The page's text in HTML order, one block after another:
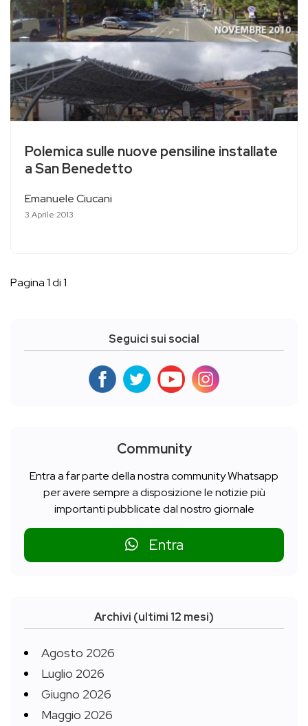
Polemica sulle nuove pensiline installate
a San Benedetto
Emanuele Ciucani
3 Aprile 2013
Pagina 1 di 1
Seguici sui social
Community
Entra a far parte della nostra community Whatsapp
per avere sempre a disposizione le notizie più
importanti pubblicate dal nostro giornale
Entra
Archivi (ultimi 12 mesi)
Agosto 2026
Luglio 2026
Giugno 2026
Maggio 2026